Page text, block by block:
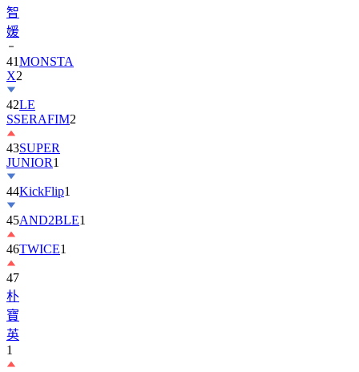
媛
41
X
42LE
SSERAFIM
43SUPER
JUNIOR
44KickFlip
45AND2BLE
46TWICE1
47
朴
寶
英
1
48
Velvet